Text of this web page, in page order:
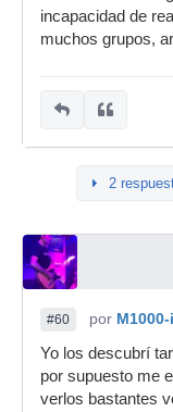
incapacidad de
muchos grupos,
2
#60 por
Yo los descubrí
por supuesto me
verlos bastantes